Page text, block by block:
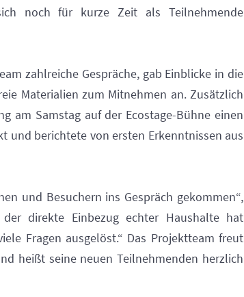
noch für kurze Zeit als Teilnehmende
zahlreiche Gespräche, gab Einblicke in die
Materialien zum Mitnehmen an. Zusätzlich
am Samstag auf der Ecostage-Bühne einen
und berichtete von ersten Erkenntnissen aus
und Besuchern ins Gespräch gekommen“,
direkte Einbezug echter Haushalte hat
Fragen ausgelöst.“ Das Projektteam freut
heißt seine neuen Teilnehmenden herzlich